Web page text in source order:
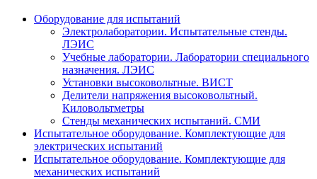
Оборудование для испытаний
Электролаборатории. Испытательные стенды.
ЛЭИС
Учебные лаборатории. Лаборатории специального
назначения. ЛЭИС
Установки высоковольтные. ВИСТ
Делители напряжения высоковольтный.
Киловольтметры
Стенды механических испытаний. СМИ
Испытательное оборудование. Комплектующие для
электрических испытаний
Испытательное оборудование. Комплектующие для
механических испытаний